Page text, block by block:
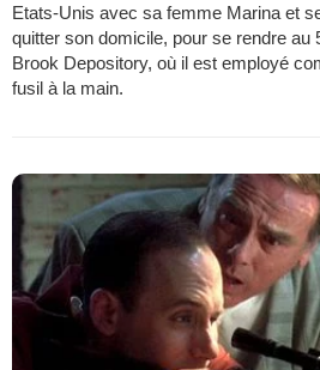
Etats-Unis avec sa femme Marina et
quitter son domicile, pour se rendre au
Brook Depository, où il est employé
fusil à la main.